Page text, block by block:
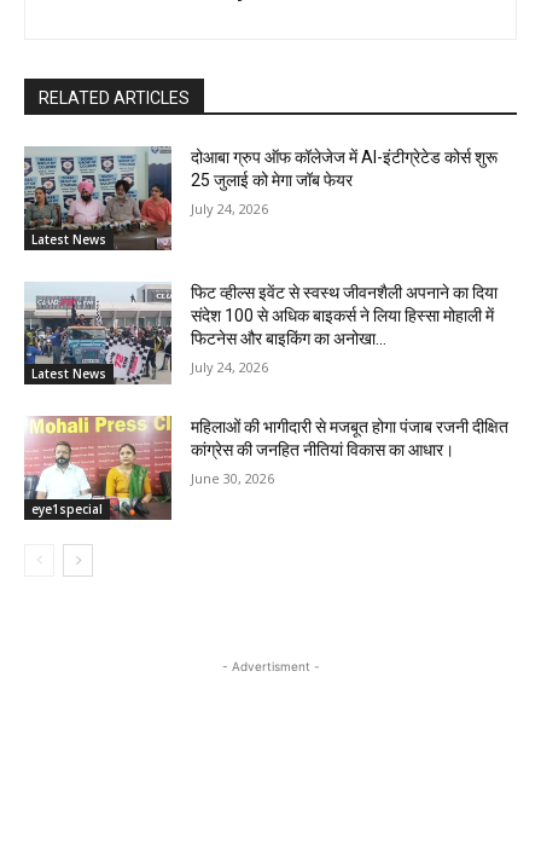
RELATED ARTICLES
Latest News
दोआबा ग्रुप ऑफ कॉलेजेज में AI-इंटीग्रेटेड कोर्स शुरू
25 जुलाई को मेगा जॉब फेयर
July 24, 2026
Latest News
फिट व्हील्स इवेंट से स्वस्थ जीवनशैली अपनाने का दिया
संदेश 100 से अधिक बाइकर्स ने लिया हिस्सा मोहाली में
फिटनेस और बाइकिंग का अनोखा...
July 24, 2026
eye1special
महिलाओं की भागीदारी से मजबूत होगा पंजाब रजनी दीक्षित
कांग्रेस की जनहित नीतियां विकास का आधार।
June 30, 2026
- Advertisment -